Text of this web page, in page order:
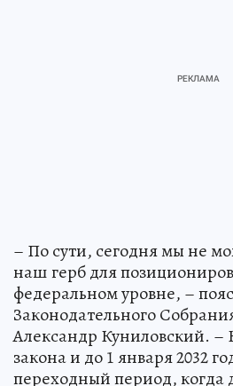
– По сути, сегодня мы не
наш герб для
федеральном уровне, –
Законодательного
Александр Куниловский. –
закона и до 1 января 2032
переходный период, когда